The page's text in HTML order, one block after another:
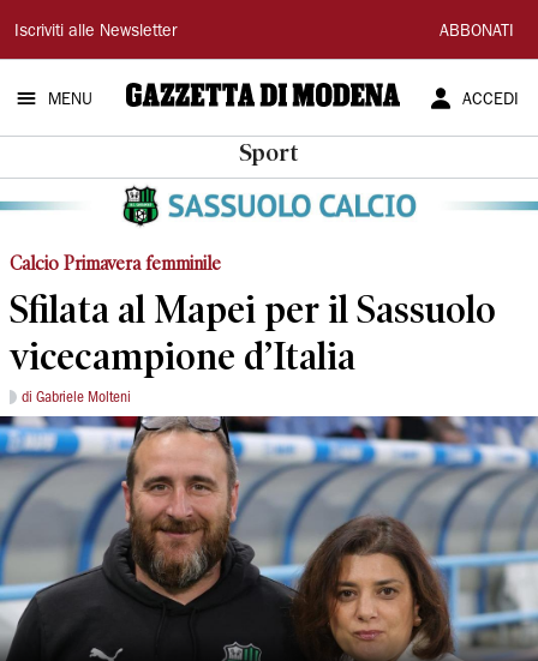
Gazzetta
di
Modena
Iscriviti alle Newsletter ABBONATI
MENU ACCEDI
Sport
Calcio Primavera femminile
Sfilata al Mapei per il Sassuolo
vicecampione d’Italia
di Gabriele Molteni